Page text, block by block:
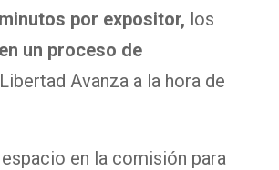
por expositor, los
un proceso de
Avanza a la hora de
en la comisión para